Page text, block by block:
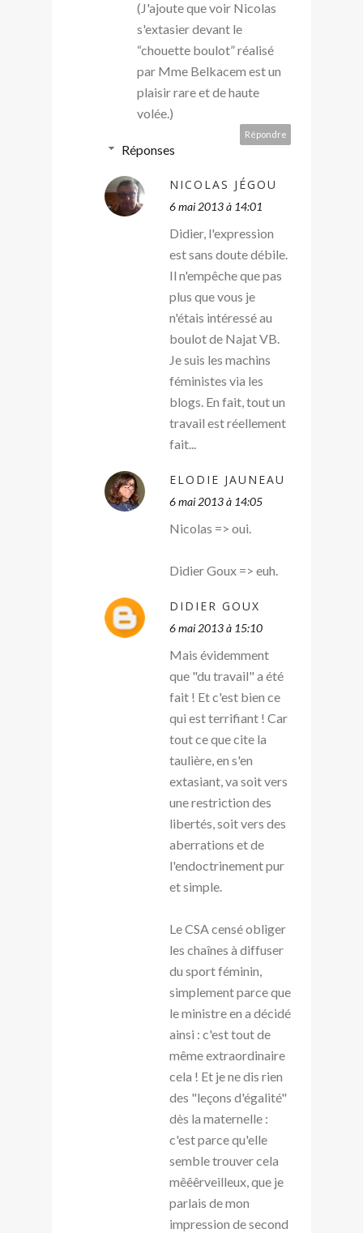
(J'ajoute que voir Nicolas
s'extasier devant le
“chouette boulot” réalisé
par Mme Belkacem est un
plaisir rare et de haute
volée.)
Répondre
Réponses
NICOLAS JÉGOU
6 mai 2013 à 14:01
Didier, l'expression
est sans doute débile.
Il n'empêche que pas
plus que vous je
n'étais intéressé au
boulot de Najat VB.
Je suis les machins
féministes via les
blogs. En fait, tout un
travail est réellement
fait...
ELODIE JAUNEAU
6 mai 2013 à 14:05
Nicolas => oui.
Didier Goux => euh.
DIDIER GOUX
6 mai 2013 à 15:10
Mais évidemment
que "du travail" a été
fait ! Et c'est bien ce
qui est terrifiant ! Car
tout ce que cite la
taulière, en s'en
extasiant, va soit vers
une restriction des
libertés, soit vers des
aberrations et de
l'endoctrinement pur
et simple.
Le CSA censé obliger
les chaînes à diffuser
du sport féminin,
simplement parce que
le ministre en a décidé
ainsi : c'est tout de
même extraordinaire
cela ! Et je ne dis rien
des "leçons d'égalité"
dès la maternelle :
c'est parce qu'elle
semble trouver cela
mêêêrveilleux, que je
parlais de mon
impression de second